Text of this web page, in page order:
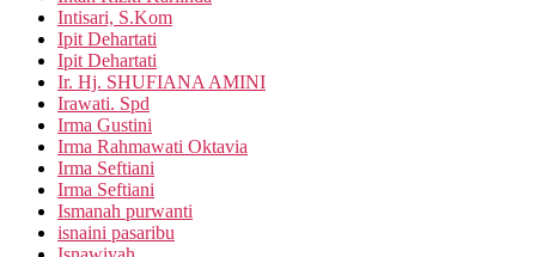
Intisari, S.Kom
Ipit Dehartati
Ipit Dehartati
Ir. Hj. SHUFIANA AMINI
Irawati. Spd
Irma Gustini
Irma Rahmawati Oktavia
Irma Seftiani
Irma Seftiani
Ismanah purwanti
isnaini pasaribu